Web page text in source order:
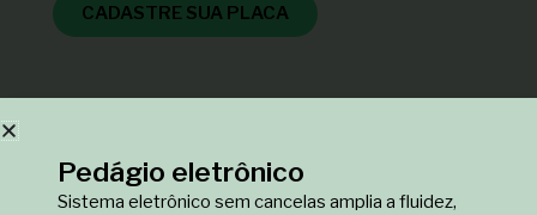
CADASTRE SUA PLACA
Pedágio eletrônico
Sistema eletrônico sem cancelas amplia a fluidez,